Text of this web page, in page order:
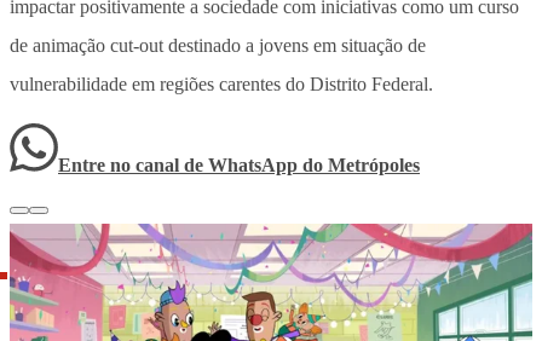
impactar positivamente a sociedade com iniciativas como um curso
de animação cut-out destinado a jovens em situação de
vulnerabilidade em regiões carentes do Distrito Federal.
Entre no canal de WhatsApp do Metrópoles